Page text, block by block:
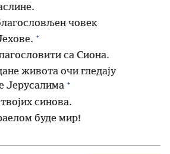
човек
+
са Сиона.
живота очи гледају
Јерусалима +
синова.
буде мир!